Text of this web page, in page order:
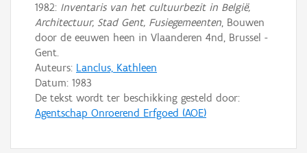
1982: Inventaris van het cultuurbezit in België,
Architectuur, Stad Gent, Fusiegemeenten, Bouwen
door de eeuwen heen in Vlaanderen 4nd, Brussel -
Gent.
Auteurs: Lanclus, Kathleen
Datum: 1983
De tekst wordt ter beschikking gesteld door:
Agentschap Onroerend Erfgoed (AOE)